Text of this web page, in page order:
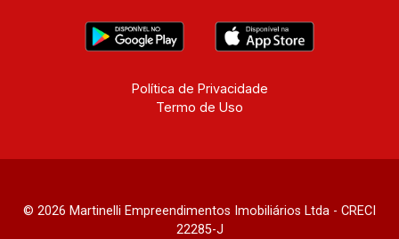
Política de Privacidade
Termo de Uso
© 2026 Martinelli Empreendimentos Imobiliários Ltda - CRECI
22285-J